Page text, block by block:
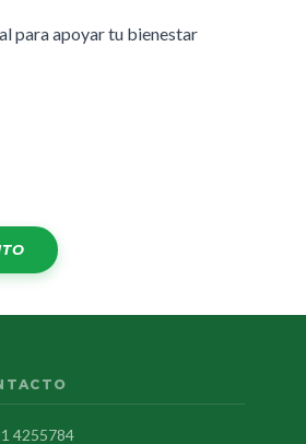
para apoyar tu bienestar
4255784